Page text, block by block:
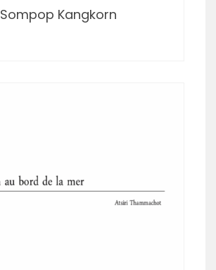
Sompop Kangkorn